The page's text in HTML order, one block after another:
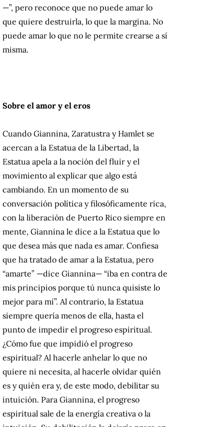
—”, pero reconoce que no puede amar lo
que quiere destruirla, lo que la margina. No
puede amar lo que no le permite crearse a sí
misma.
Sobre el amor y el eros
Cuando Giannina, Zaratustra y Hamlet se
acercan a la Estatua de la Libertad, la
Estatua apela a la noción del fluir y el
movimiento al explicar que algo está
cambiando. En un momento de su
conversación política y filosóficamente rica,
con la liberación de Puerto Rico siempre en
mente, Giannina le dice a la Estatua que lo
que desea más que nada es amar. Confiesa
que ha tratado de amar a la Estatua, pero
“amarte” —dice Giannina— “iba en contra de
mis principios porque tú nunca quisiste lo
mejor para mí”. Al contrario, la Estatua
siempre quería menos de ella, hasta el
punto de impedir el progreso espiritual.
¿Cómo fue que impidió el progreso
espiritual? Al hacerle anhelar lo que no
quiere ni necesita, al hacerle olvidar quién
es y quién era y, de este modo, debilitar su
intuición. Para Giannina, el progreso
espiritual sale de la energía creativa o la